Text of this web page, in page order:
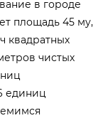
в городе
площадь 45 му,
квадратных
чистых
единиц